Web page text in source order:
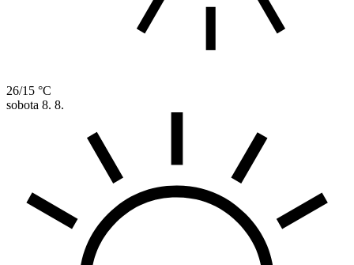
26/15 °C
sobota 8. 8.